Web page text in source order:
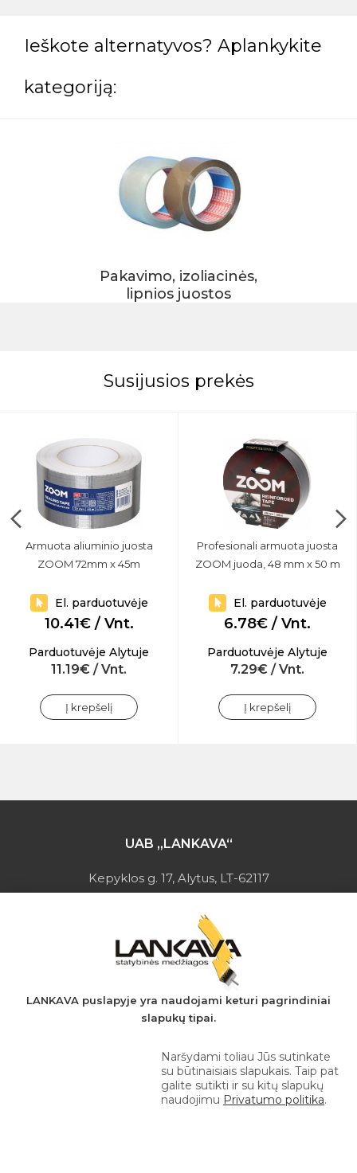
Ieškote alternatyvos? Aplankykite
kategoriją:
Pakavimo, izoliacinės,
lipnios juostos
Susijusios prekės
Armuota aliuminio juosta
ZOOM 72mm x 45m
El. parduotuvėje
10.41€ / Vnt.
Parduotuvėje Alytuje
11.19€ / Vnt.
Į krepšelį
Profesionali armuota juosta
ZOOM juoda, 48 mm x 50 m
El. parduotuvėje
6.78€ / Vnt.
Parduotuvėje Alytuje
7.29€ / Vnt.
Į krepšelį
UAB „LANKAVA“
Kepyklos g. 17, Alytus, LT-62117
Įmonės kodas: 149728275
PVM mokėtojo kodas: LT497282716
A.s.: LT037044060001923651
AB SEB bankas
+370 610 42 222
LANKAVA puslapyje yra naudojami keturi pagrindiniai
slapukų tipai.
Naršydami toliau Jūs sutinkate
su būtinaisiais slapukais. Taip pat
galite sutikti ir su kitų slapukų
naudojimu Privatumo politika.